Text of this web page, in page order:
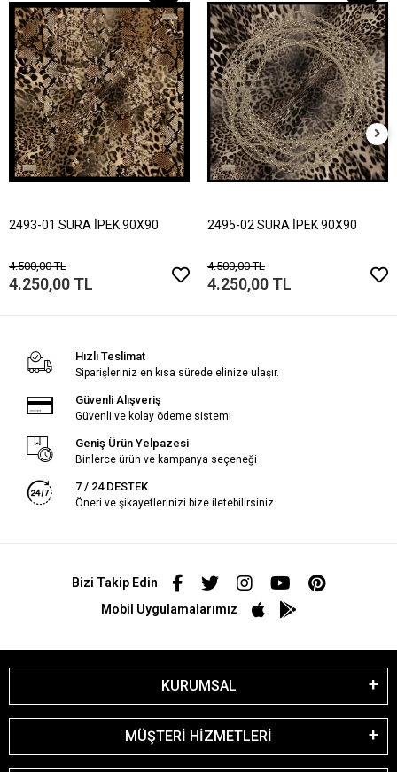
2493-01 SURA İPEK 90X90
4.500,00 TL
4.250,00 TL
2495-02 SURA İPEK 90X90
4.500,00 TL
4.250,00 TL
Hızlı Teslimat
Siparişleriniz en kısa sürede elinize ulaşır.
Güvenli Alışveriş
Güvenli ve kolay ödeme sistemi
Geniş Ürün Yelpazesi
Binlerce ürün ve kampanya seçeneği
7 / 24 DESTEK
Öneri ve şikayetlerinizi bize iletebilirsiniz.
Bizi Takip Edin
Mobil Uygulamalarımız
KURUMSAL
MÜŞTERİ HİZMETLERİ